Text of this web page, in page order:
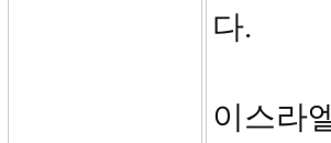
다.
이스라